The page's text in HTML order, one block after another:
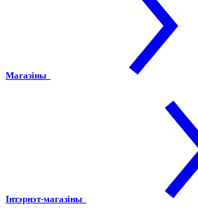
Магазіны
Інтэрнэт-магазіны